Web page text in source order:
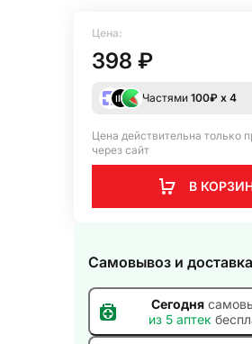
Цена:
398 ₽
Частями 100₽ х 4
Цена действительна только
через сайт
В
Самовывоз и доставка
Сегодня
из 5 аптек